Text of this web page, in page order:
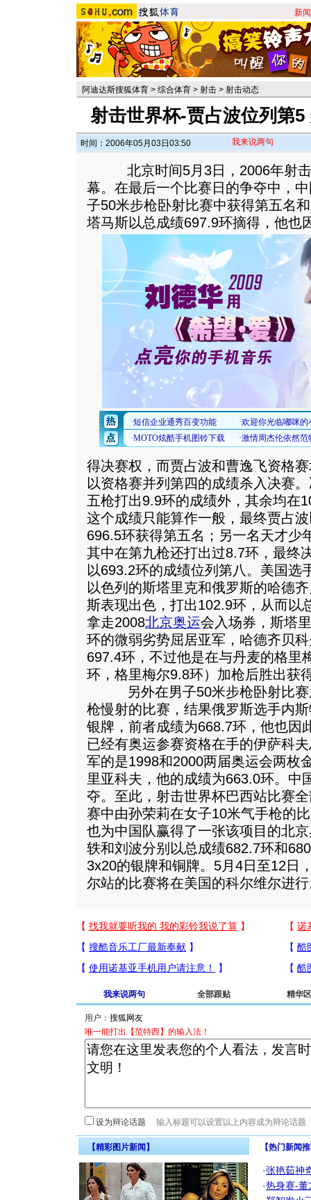
新闻
阿迪达斯搜狐体育 > 综合体育 > 射击 > 射击动态
射击世界杯-贾占波位列第
时间：2006年05月03日03:50 我来说两句
北京时间5月3日，2006年射击
幕。在最后一个比赛日的争夺中，
子50米步枪卧射比赛中获得第五名
塔马斯以总成绩697.9环摘得，他也
得决赛权，而贾占波和曹逸飞资格
以资格赛并列第四的成绩杀入决赛
五枪打出9.9环的成绩外，其余均在
这个成绩只能算作一般，最终贾占
696.5环获得第五名；另一名天才少
其中在第九枪还打出过8.7环，最终
以693.2环的成绩位列第八。美国选
以色列的斯塔里克和俄罗斯的哈德
斯表现出色，打出102.9环，从而以
拿走2008北京奥运会入场券，斯塔
环的微弱劣势屈居亚军，哈德齐贝
697.4环，不过他是在与丹麦的格里
环，格里梅尔9.8环）加枪后胜出获
另外在男子50米步枪卧射比赛
枪慢射的比赛，结果俄罗斯选手内
银牌，前者成绩为668.7环，他也因
已经有奥运参赛资格在手的伊萨科
军的是1998和2000两届奥运会两枚
里亚科夫，他的成绩为663.0环。中
夺。至此，射击世界杯巴西站比赛
赛中由孙荣莉在女子10米气手枪的
也为中国队赢得了一张该项目的北
轶和刘波分别以总成绩682.7环和
3x20的银牌和铜牌。5月4日至12日
尔站的比赛将在美国的科尔维尔进
我来说两句 全部跟贴 精华区
用户：
唯一能打出【范特西】的输入法！
设为辩论话题
【精彩图片新闻】 【热门新闻
·张艳茹神
·热身赛-董